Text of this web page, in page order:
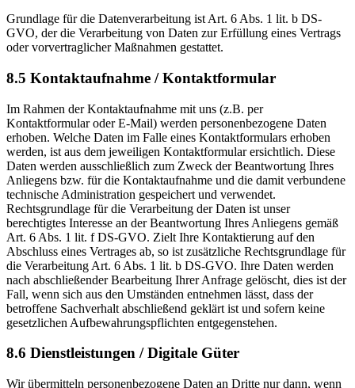
Grundlage für die Datenverarbeitung ist Art. 6 Abs. 1 lit. b DS-
GVO, der die Verarbeitung von Daten zur Erfüllung eines Vertrags
oder vorvertraglicher Maßnahmen gestattet.
8.5 Kontaktaufnahme / Kontaktformular
Im Rahmen der Kontaktaufnahme mit uns (z.B. per
Kontaktformular oder E-Mail) werden personenbezogene Daten
erhoben. Welche Daten im Falle eines Kontaktformulars erhoben
werden, ist aus dem jeweiligen Kontaktformular ersichtlich. Diese
Daten werden ausschließlich zum Zweck der Beantwortung Ihres
Anliegens bzw. für die Kontaktaufnahme und die damit verbundene
technische Administration gespeichert und verwendet.
Rechtsgrundlage für die Verarbeitung der Daten ist unser
berechtigtes Interesse an der Beantwortung Ihres Anliegens gemäß
Art. 6 Abs. 1 lit. f DS-GVO. Zielt Ihre Kontaktierung auf den
Abschluss eines Vertrages ab, so ist zusätzliche Rechtsgrundlage für
die Verarbeitung Art. 6 Abs. 1 lit. b DS-GVO. Ihre Daten werden
nach abschließender Bearbeitung Ihrer Anfrage gelöscht, dies ist der
Fall, wenn sich aus den Umständen entnehmen lässt, dass der
betroffene Sachverhalt abschließend geklärt ist und sofern keine
gesetzlichen Aufbewahrungspflichten entgegenstehen.
8.6 Dienstleistungen / Digitale Güter
Wir übermitteln personenbezogene Daten an Dritte nur dann, wenn